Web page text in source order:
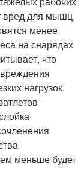
вред для мышц.
менее
на снарядах
что
нагрузок.
меньше будет